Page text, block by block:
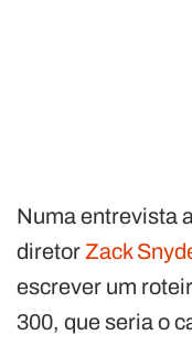
Numa entrevista
diretorZack
escrever um
300, que seria o